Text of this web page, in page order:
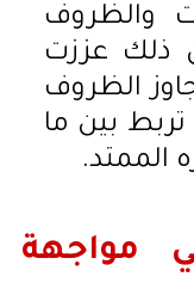
والظروف
ذلك عززت
الظروف
بين ما
الممتد.
مواجهة